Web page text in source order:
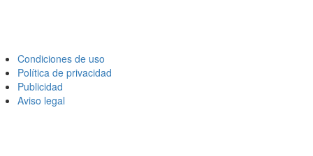
Condiciones de uso
Política de privacidad
Publicidad
Aviso legal